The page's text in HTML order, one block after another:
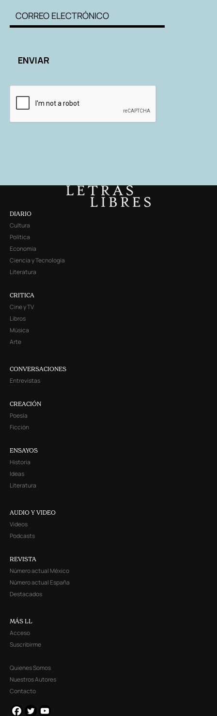
DIARIO
Cultura
Política
Economía
Ciencia y Tecnología
Literatura
CRITICA
Cine y TV
Libros
Música
Arte
CONVERSACIONES
Entrevistas
CREACIÓN
Poesía
Ficción
ENSAYOS
Historia
Ideas
Literatura
AUDIO Y VIDEO
Videos
Podcasts
REVISTA
Número actual México
Número actual España
Destacados
MÁS LL
Acceso
Suscribirme
Quienes Somos
Nuestros Autores
Contacto